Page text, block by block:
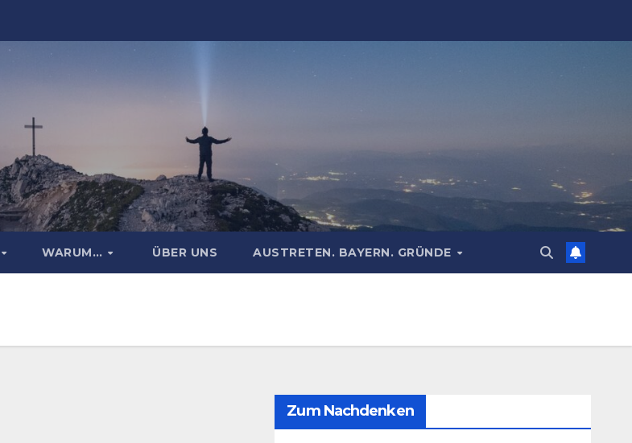
WARUM… ÜBER UNS AUSTRETEN. BAYERN. GRÜNDE
Zum Nachdenken